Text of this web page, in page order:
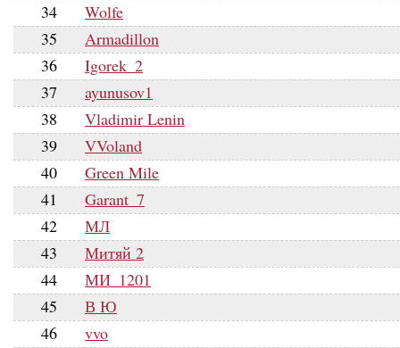
34
Wolfe
35
Armadillon
36
Igorek_2
37
ayunusov1
38
Vladimir Lenin
39
VVoland
40
Green Mile
41
Garant_7
42
МЛ
43
Митяй 2
44
МИ_1201
45
В Ю
46
vvo